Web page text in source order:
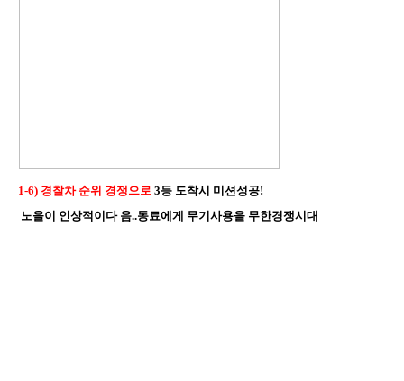
1-6) 경찰차 순위 경쟁으로 3등 도착시 미션성공!
노을이 인상적이다 음..동료에게 무기사용을 무한경쟁시대